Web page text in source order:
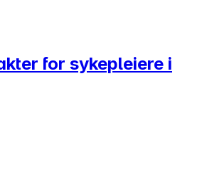
for sykepleiere i